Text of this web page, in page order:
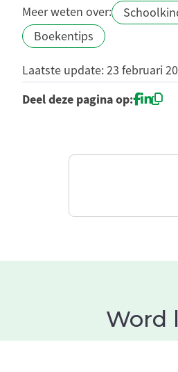
Meer weten over:
Boekentips
Laatste update: 23 februari
Deel deze pagina op:
Word